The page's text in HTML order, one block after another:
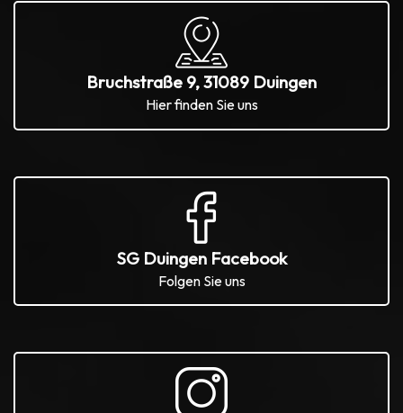
Bruchstraße 9, 31089 Duingen
Hier finden Sie uns
SG Duingen Facebook
Folgen Sie uns